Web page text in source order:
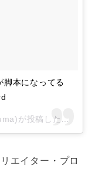
脚本になってる
エイター・プロ